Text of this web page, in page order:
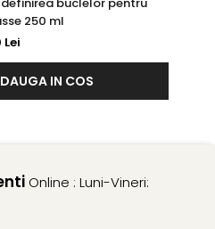
250 ml
Lei
IN COS
Online : Luni-Vineri: